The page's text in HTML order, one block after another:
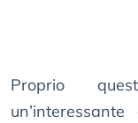
Proprio